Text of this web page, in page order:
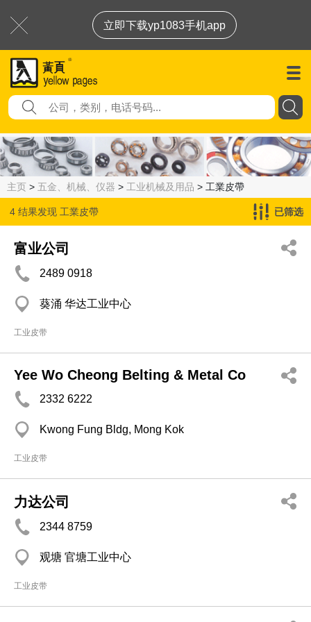
立即下载yp1083手机app
主页 > 五金、机械、仪器 > 工业机械及用品 > 工業皮帶
4 结果发现 工業皮帶 已筛选
富业公司
2489 0918
葵涌 华达工业中心
工业皮带
Yee Wo Cheong Belting & Metal Co
2332 6222
Kwong Fung Bldg, Mong Kok
工业皮带
力达公司
2344 8759
观塘 官塘工业中心
工业皮带